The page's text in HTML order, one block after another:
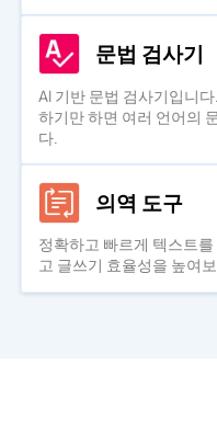
문법 검사기
AI 기반 문법 검사기입니
하기만 하면 여러 언어의
다.
의역 도구
정확하고 빠르게 텍스트
고 글쓰기 효율성을 높여